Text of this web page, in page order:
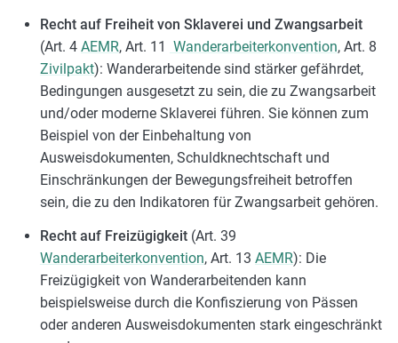
Recht auf Freiheit von Sklaverei und Zwangsarbeit
(Art. 4 AEMR, Art. 11 Wanderarbeiterkonvention, Art. 8
Zivilpakt): Wanderarbeitende sind stärker gefährdet,
Bedingungen ausgesetzt zu sein, die zu Zwangsarbeit
und/oder moderne Sklaverei führen. Sie können zum
Beispiel von der Einbehaltung von
Ausweisdokumenten, Schuldknechtschaft und
Einschränkungen der Bewegungsfreiheit betroffen
sein, die zu den Indikatoren für Zwangsarbeit gehören.
Recht auf Freizügigkeit (Art. 39
Wanderarbeiterkonvention, Art. 13 AEMR): Die
Freizügigkeit von Wanderarbeitenden kann
beispielsweise durch die Konfiszierung von Pässen
oder anderen Ausweisdokumenten stark eingeschränkt